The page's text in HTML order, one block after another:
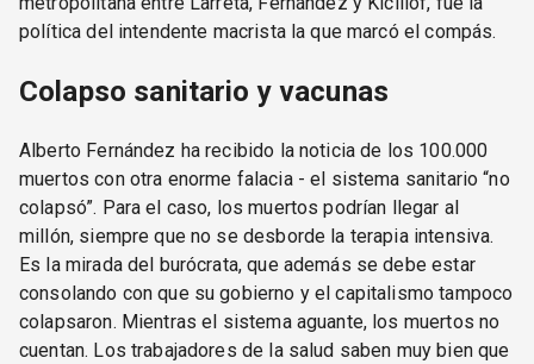
política del intendente macrista la que marcó el compás.
Colapso sanitario y vacunas
Alberto Fernández ha recibido la noticia de los 100.000
muertos con otra enorme falacia - el sistema sanitario “no
colapsó”. Para el caso, los muertos podrían llegar al
millón, siempre que no se desborde la terapia intensiva.
Es la mirada del burócrata, que además se debe estar
consolando con que su gobierno y el capitalismo tampoco
colapsaron. Mientras el sistema aguante, los muertos no
cuentan. Los trabajadores de la salud saben muy bien que